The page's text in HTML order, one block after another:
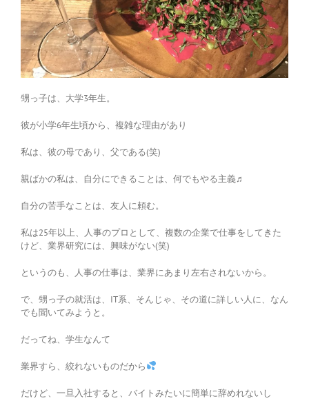
甥っ子は、大学3年生。
彼が小学6年生頃から、複雑な理由があり
私は、彼の母であり、父である(笑)
親ばかの私は、自分にできることは、何でもやる主義♬
自分の苦手なことは、友人に頼む。
私は25年以上、人事のプロとして、複数の企業で仕事をしてきた
けど、業界研究には、興味がない(笑)
というのも、人事の仕事は、業界にあまり左右されないから。
で、甥っ子の就活は、IT系、そんじゃ、その道に詳しい人に、なん
でも聞いてみようと。
だってね、学生なんて
業界すら、絞れないものだから
だけど、一旦入社すると、バイトみたいに簡単に辞めれないし